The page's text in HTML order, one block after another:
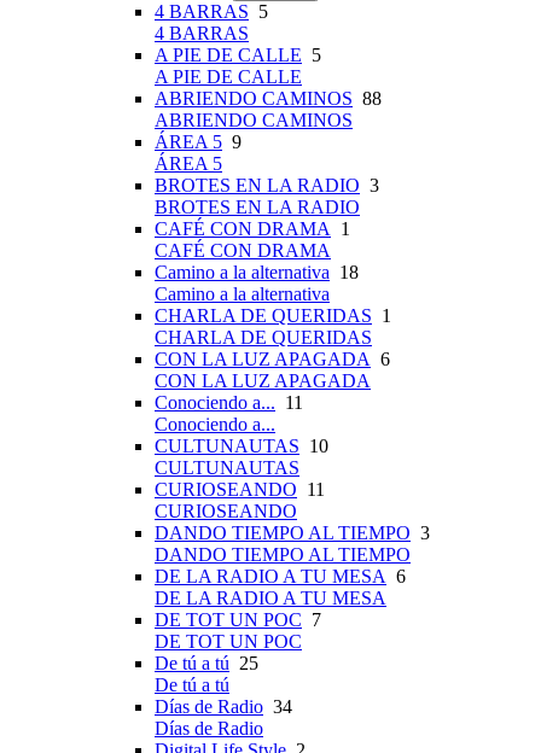
4 BARRAS 5
4 BARRAS
A PIE DE CALLE 5
A PIE DE CALLE
ABRIENDO CAMINOS 88
ABRIENDO CAMINOS
ÁREA 5 9
ÁREA 5
BROTES EN LA RADIO 3
BROTES EN LA RADIO
CAFÉ CON DRAMA
1
CAFÉ CON DRAMA
Camino a la alternativa 18
Camino a la alternativa
CHARLA DE QUERIDAS 1
CHARLA DE QUERIDAS
CON LA LUZ APAGADA 6
CON LA LUZ APAGADA
Conociendo a... 11
Conociendo a...
CULTUNAUTAS 10
CULTUNAUTAS
CURIOSEANDO 11
CURIOSEANDO
DANDO TIEMPO AL TIEMPO 3
DANDO TIEMPO AL TIEMPO
DE LA RADIO A TU MESA 6
DE LA RADIO A TU MESA
DE TOT UN POC 7
DE TOT UN POC
De tú a tú 25
De tú a tú
Días de Radio 34
Días de Radio